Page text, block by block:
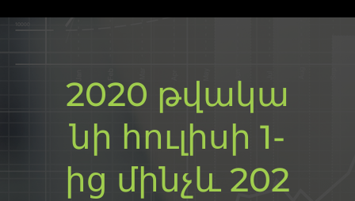
2020 թվակա
նի հուլիսի 1-
ից մինչև 202